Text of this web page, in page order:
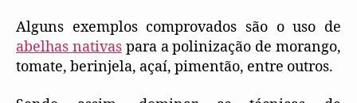
Alguns exemplos comprovados são o uso de
abelhas nativaspara a polinização de morango,
tomate, berinjela, açaí, pimentão, entre outros.